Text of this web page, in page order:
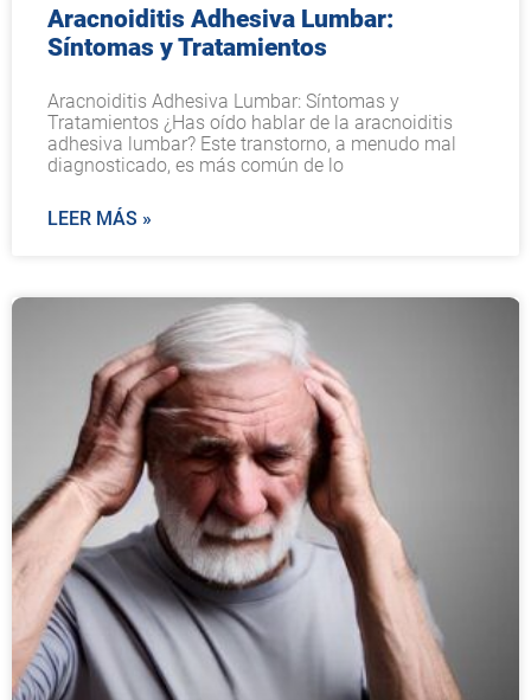
Aracnoiditis Adhesiva Lumbar:
Síntomas y Tratamientos
Aracnoiditis Adhesiva Lumbar: Síntomas y
Tratamientos ¿Has oído hablar de la aracnoiditis
adhesiva lumbar? Este transtorno, a menudo mal
diagnosticado, es más común de lo
LEER MÁS »